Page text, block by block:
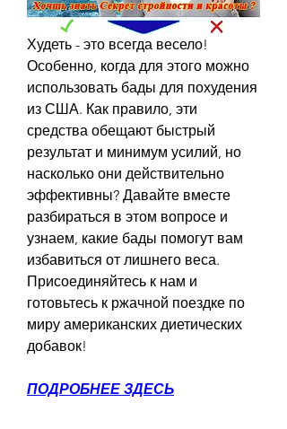
Худеть - это всегда весело!
Особенно, когда для этого можно
использовать бады для похудения
из США. Как правило, эти
средства обещают быстрый
результат и минимум усилий, но
насколько они действительно
эффективны? Давайте вместе
разбираться в этом вопросе и
узнаем, какие бады помогут вам
избавиться от лишнего веса.
Присоединяйтесь к нам и
готовьтесь к ржачной поездке по
миру американских диетических
добавок!
ПОДРОБНЕЕ ЗДЕСЬ